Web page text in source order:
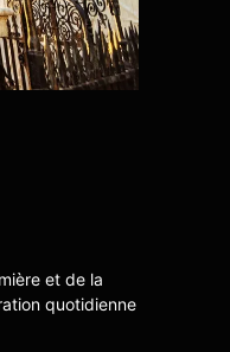
et de la
quotidienne